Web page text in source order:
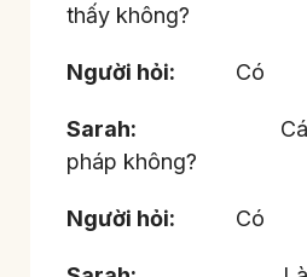
thấy không?
Người hỏi: Có
Sarah: Cái thấy
pháp không?
Người hỏi: Có